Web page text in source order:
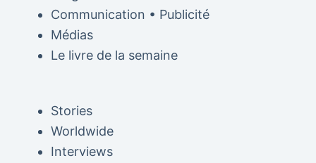
Communication • Publicité
Médias
Le livre de la semaine
Stories
Worldwide
Interviews